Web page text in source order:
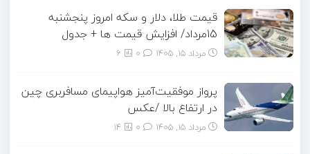
قیمت طلا، دلار و سکه امروز پنجشنبه
15مرداد/ افزایش قیمت ها + جدول
مرداد ۱۵, ۱۴۰۵ 6
پرواز موفقیت‌آمیز هواپیمای مسافربری چین
در ارتفاع بالا /عکس
مرداد ۱۵, ۱۴۰۵ 14